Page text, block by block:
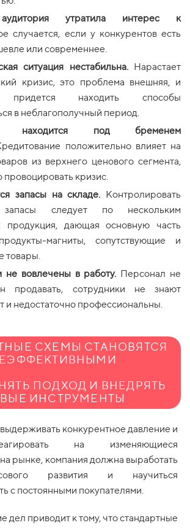
утратила интерес к
случается, если у конкурентов есть
или современнее.
ситуация нестабильна.Нарастает
кризис, это проблема внешняя, и
придется находить способы
в неблагополучный период.
находится под бременем
положительно влияет на
из верхнего ценового сегмента,
провоцировать кризис.
запасы на складе. Контролировать
запасы следует по нескольким
продукция, дающая основную часть
магниты, сопутствующие и
товары.
не вовлечены в работу. Персонал не
продавать, сотрудники не знают
и недостаточно профессиональны.
СХЕМЫ СТАНОВЯТСЯ
ПОДХОД И ВНЕДРЯТЬ
ИНСТРУМЕНТЫ
конкурентное давление и
на изменяющиеся
на рынке, компания должна выработать
развития и научиться
с постоянными покупателями.
дел приводит к тому, что стандартные